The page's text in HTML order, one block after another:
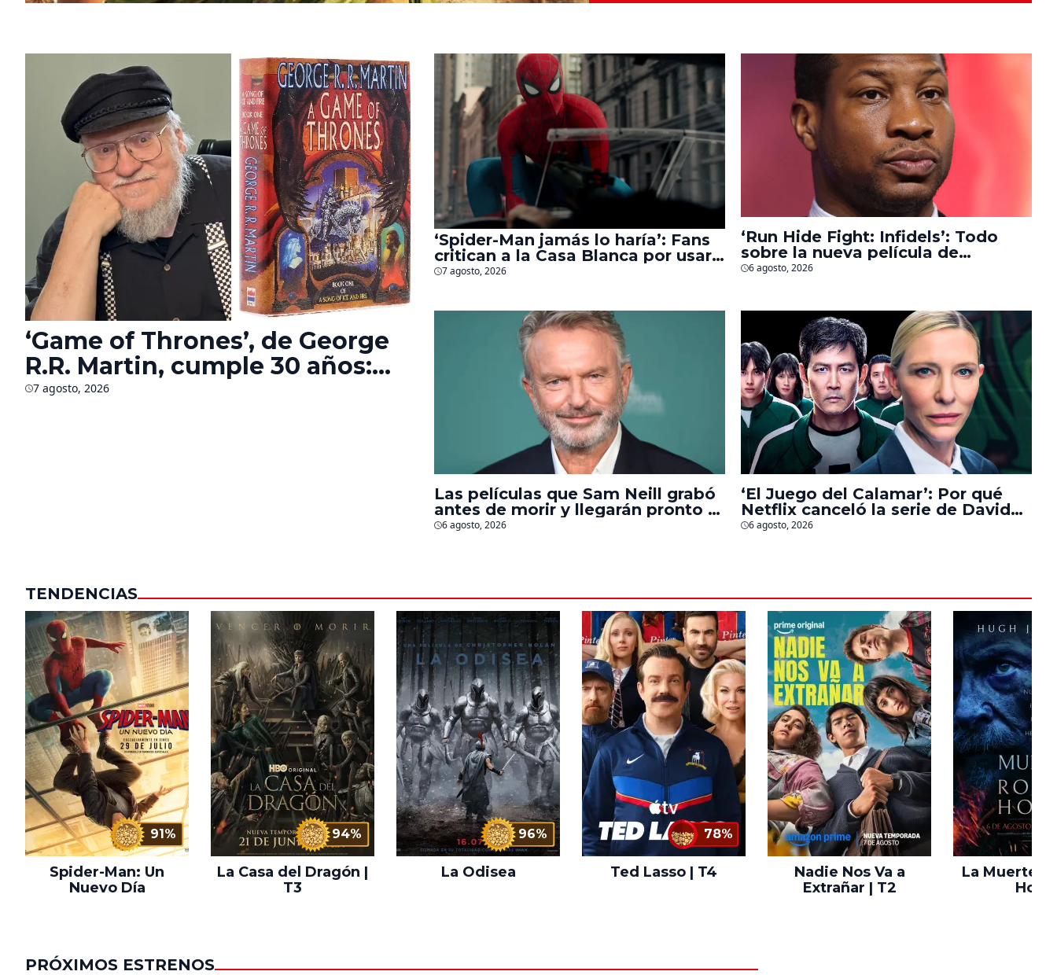
‘Game of Thrones’, de George
R.R. Martin, cumple 30 años:
¿Qué sabemos del futuro de la
7 agosto, 2026
‘Spider-Man jamás lo haría’: Fans
critican a la Casa Blanca por usar
al héroe para promover
7 agosto, 2026
‘Run Hide Fight: Infidels’: Todo
sobre la nueva película de
Jonathan Majors en la que lucha
6 agosto, 2026
Las películas que Sam Neill grabó
antes de morir y llegarán pronto a
salas
6 agosto, 2026
‘El Juego del Calamar’: Por qué
Netflix canceló la serie de David
Fincher que iba a ubicarse en
6 agosto, 2026
TENDENCIAS
91%
Spider-Man: Un
Nuevo Día
94%
La Casa del Dragón |
T3
96%
La Odisea
78%
Ted Lasso | T4
Nadie Nos Va a
Extrañar | T2
La Muerte
Hood
PRÓXIMOS ESTRENOS